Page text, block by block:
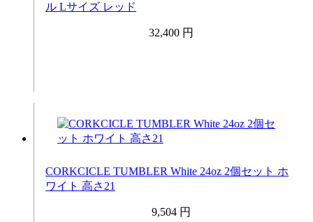
ル Lサイズ レッド
32,400 円
CORKCICLE TUMBLER White 24oz 2個セット ホ
ワイト 高さ21
9,504 円